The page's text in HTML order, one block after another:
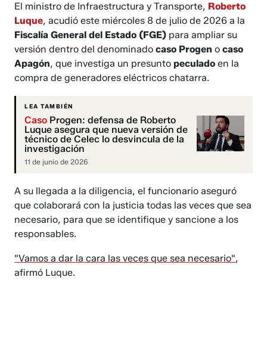
El ministro de Infraestructura y Transporte, Roberto
Luque, acudió este miércoles 8 de julio de 2026 a la
Fiscalía General del Estado (FGE) para ampliar su
versión dentro del denominadocaso Progen ocaso
Apagón, que investiga un presuntopeculado en la
compra de generadores eléctricos chatarra.
LEA TAMBIÉN
Caso Progen: defensa de Roberto
Luque asegura que nueva versión de
técnico de Celec lo desvincula de la
investigación
11 de junio de 2026
A su llegada a la diligencia, el funcionario aseguró
que colaborará con la justicia todas las veces que sea
necesario, para que se identifique y sancione a los
responsables.
"Vamos a dar la cara las veces que sea necesario",
afirmó Luque.